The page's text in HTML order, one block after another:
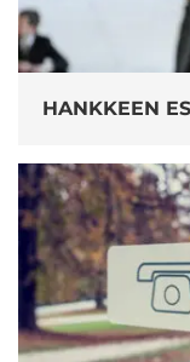
HANKKEEN